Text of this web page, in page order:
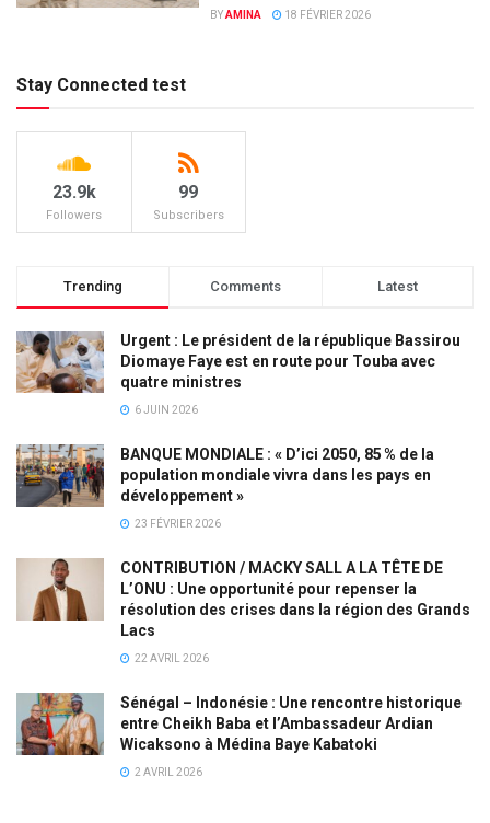
BYAMINA 18 FÉVRIER 2026
Stay Connected test
23.9k
Followers
99
Subscribers
Trending Comments Latest
Urgent : Le président de la république Bassirou
Diomaye Faye est en route pour Touba avec
quatre ministres
6 JUIN 2026
BANQUE MONDIALE : « D’ici 2050, 85 % de la
population mondiale vivra dans les pays en
développement »
23 FÉVRIER 2026
CONTRIBUTION / MACKY SALL A LA TÊTE DE
L’ONU : Une opportunité pour repenser la
résolution des crises dans la région des Grands
Lacs
22 AVRIL 2026
Sénégal – Indonésie : Une rencontre historique
entre Cheikh Baba et l’Ambassadeur Ardian
Wicaksono à Médina Baye Kabatoki
2 AVRIL 2026